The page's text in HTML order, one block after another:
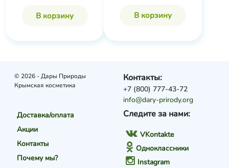
В корзину В корзину
© 2026 - Дары Природы
Крымская косметика
Доставка/оплата
Акции
Контакты
Почему мы?
Следите за нами:
VKontakte
Одноклассники
Instagram
Контакты:
+7 (800) 777-43-72
info@dary-prirody.org